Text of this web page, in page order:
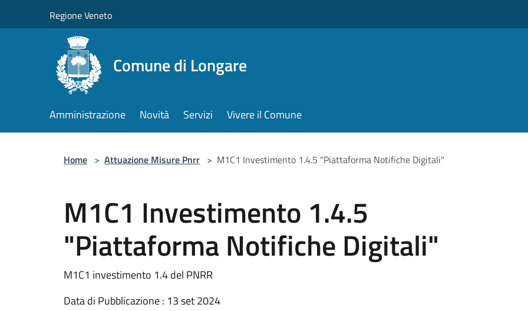
Regione Veneto
Comune di Longare
Amministrazione Novità Servizi Vivere il Comune
Home > Attuazione Misure Pnrr > M1C1 Investimento 1.4.5 "Piattaforma Notifiche Digitali"
M1C1 Investimento 1.4.5
"Piattaforma Notifiche Digitali"
M1C1 investimento 1.4 del PNRR
Data di Pubblicazione : 13 set 2024